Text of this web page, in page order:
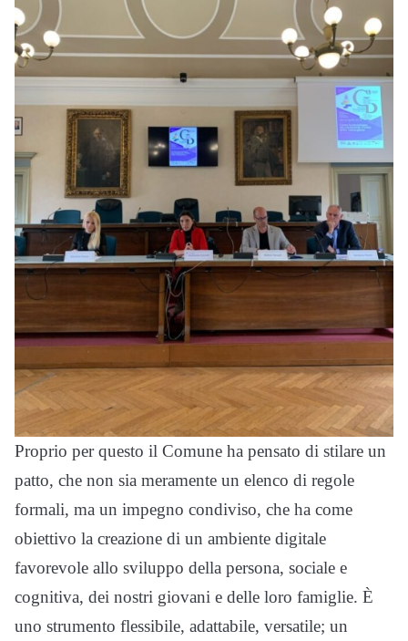
Proprio per questo il Comune ha pensato di stilare un
patto, che non sia meramente un elenco di regole
formali, ma un impegno condiviso, che ha come
obiettivo la creazione di un ambiente digitale
favorevole allo sviluppo della persona, sociale e
cognitiva, dei nostri giovani e delle loro famiglie. È
uno strumento flessibile, adattabile, versatile; un